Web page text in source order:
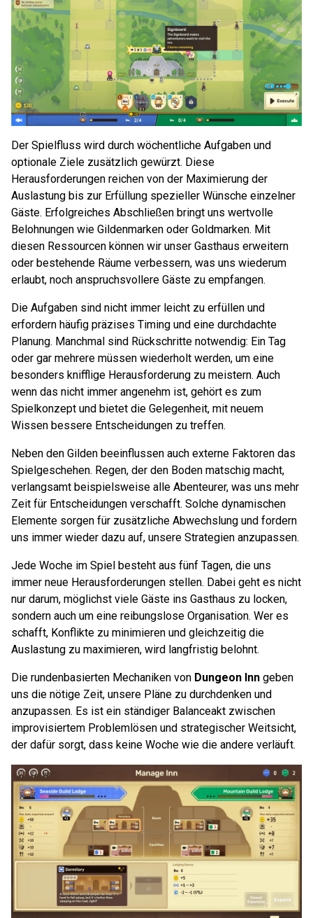
Der Spielfluss wird durch wöchentliche Aufgaben und
optionale Ziele zusätzlich gewürzt. Diese
Herausforderungen reichen von der Maximierung der
Auslastung bis zur Erfüllung spezieller Wünsche einzelner
Gäste. Erfolgreiches Abschließen bringt uns wertvolle
Belohnungen wie Gildenmarken oder Goldmarken. Mit
diesen Ressourcen können wir unser Gasthaus erweitern
oder bestehende Räume verbessern, was uns wiederum
erlaubt, noch anspruchsvollere Gäste zu empfangen.
Die Aufgaben sind nicht immer leicht zu erfüllen und
erfordern häufig präzises Timing und eine durchdachte
Planung. Manchmal sind Rückschritte notwendig: Ein Tag
oder gar mehrere müssen wiederholt werden, um eine
besonders knifflige Herausforderung zu meistern. Auch
wenn das nicht immer angenehm ist, gehört es zum
Spielkonzept und bietet die Gelegenheit, mit neuem
Wissen bessere Entscheidungen zu treffen.
Neben den Gilden beeinflussen auch externe Faktoren das
Spielgeschehen. Regen, der den Boden matschig macht,
verlangsamt beispielsweise alle Abenteurer, was uns mehr
Zeit für Entscheidungen verschafft. Solche dynamischen
Elemente sorgen für zusätzliche Abwechslung und fordern
uns immer wieder dazu auf, unsere Strategien anzupassen.
Jede Woche im Spiel besteht aus fünf Tagen, die uns
immer neue Herausforderungen stellen. Dabei geht es nicht
nur darum, möglichst viele Gäste ins Gasthaus zu locken,
sondern auch um eine reibungslose Organisation. Wer es
schafft, Konflikte zu minimieren und gleichzeitig die
Auslastung zu maximieren, wird langfristig belohnt.
Die rundenbasierten Mechaniken von Dungeon Inn geben
uns die nötige Zeit, unsere Pläne zu durchdenken und
anzupassen. Es ist ein ständiger Balanceakt zwischen
improvisiertem Problemlösen und strategischer Weitsicht,
der dafür sorgt, dass keine Woche wie die andere verläuft.